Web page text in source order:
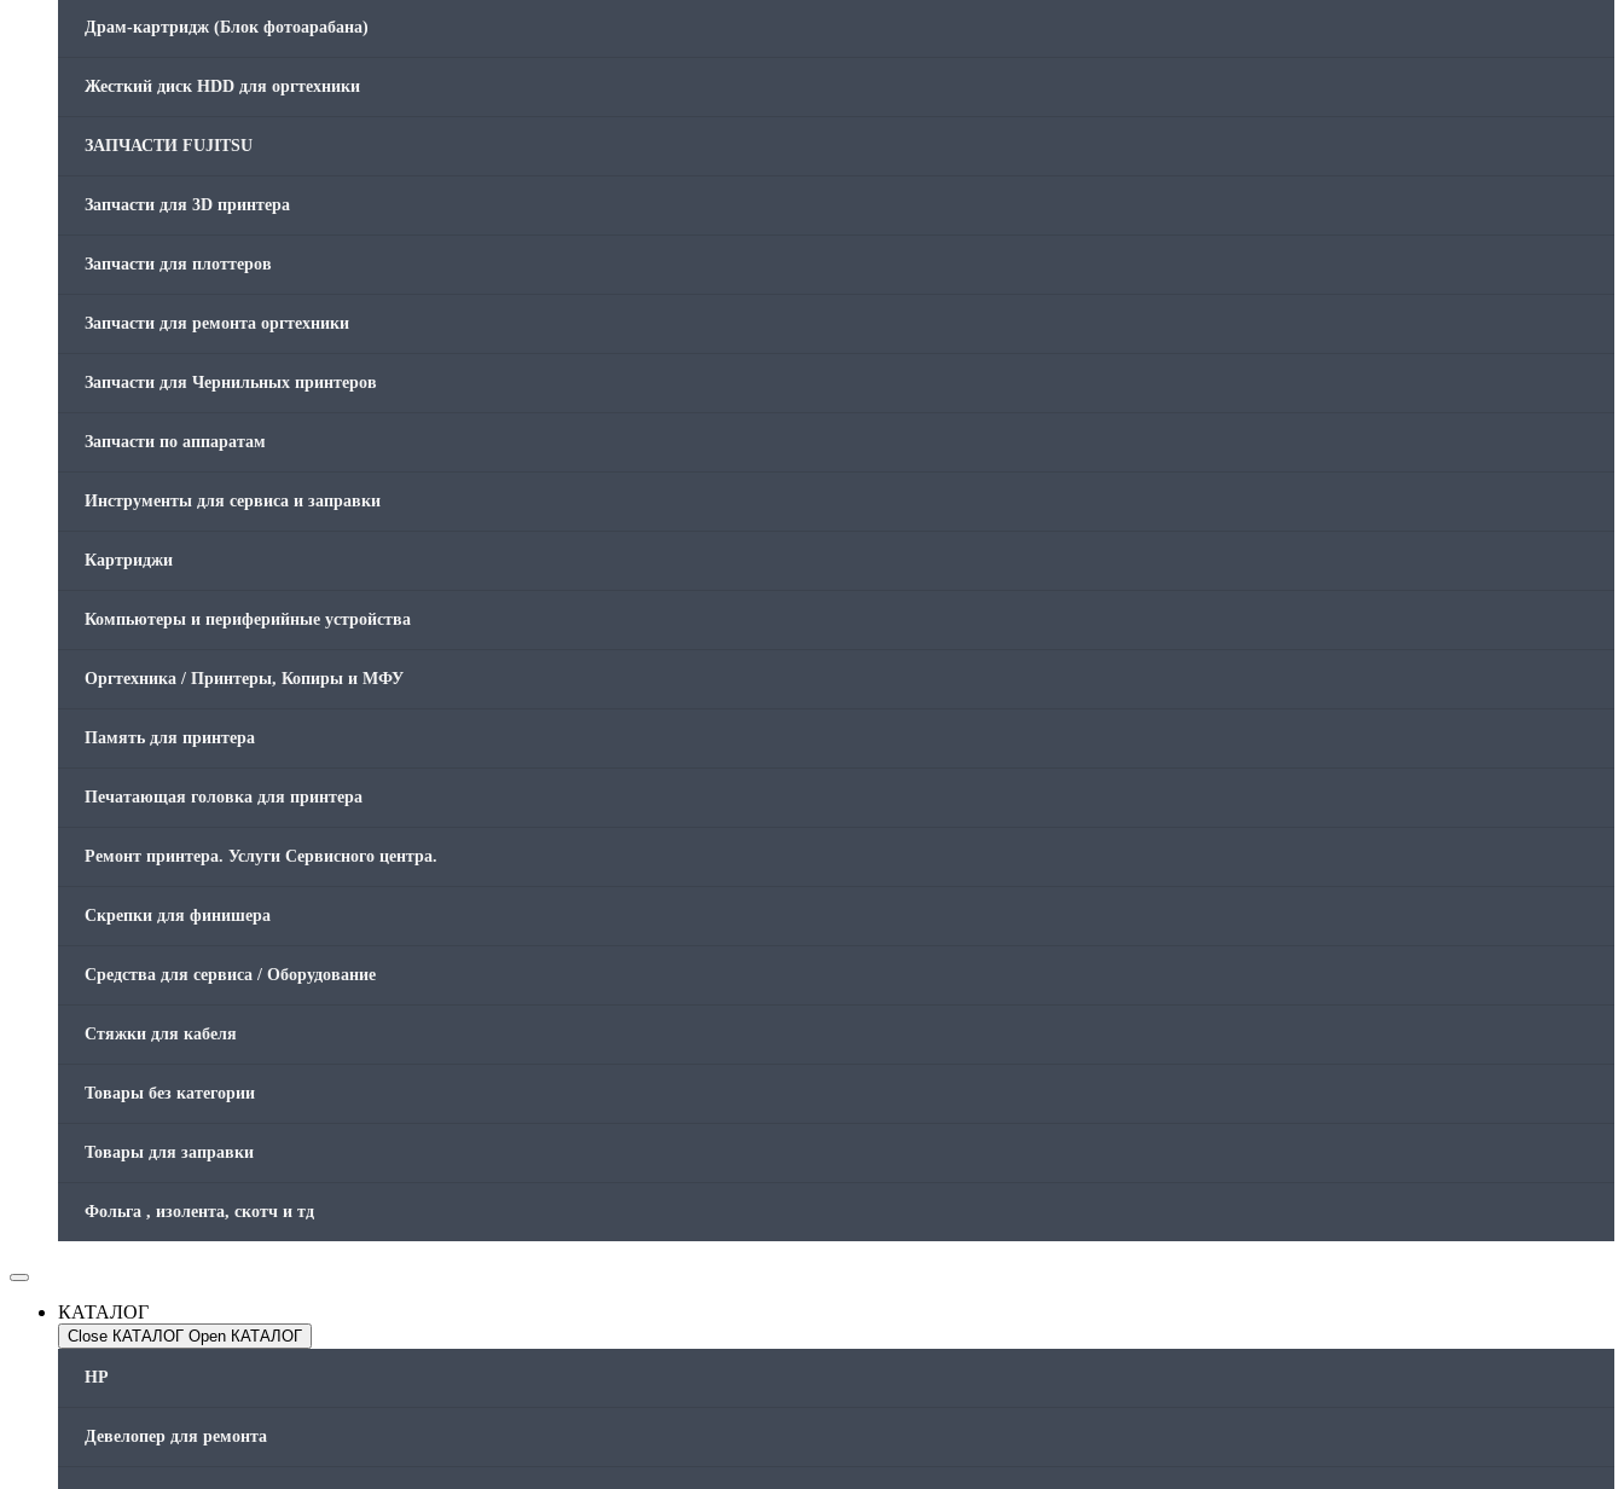
Драм-картридж (Блок фотоарабана)
Жесткий диск HDD для оргтехники
ЗАПЧАСТИ FUJITSU
Запчасти для 3D принтера
Запчасти для плоттеров
Запчасти для ремонта оргтехники
Запчасти для Чернильных принтеров
Запчасти по аппаратам
Инструменты для сервиса и заправки
Картриджи
Компьютеры и периферийные устройства
Оргтехника / Принтеры, Копиры и МФУ
Память для принтера
Печатающая головка для принтера
Ремонт принтера. Услуги Сервисного центра.
Скрепки для финишера
Средства для сервиса / Оборудование
Стяжки для кабеля
Товары без категории
Товары для заправки
Фольга , изолента, скотч и тд
КАТАЛОГ
Close КАТАЛОГ Open КАТАЛОГ
HP
Девелопер для ремонта